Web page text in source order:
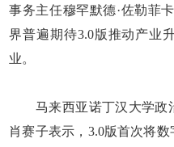
事务主任穆罕默德·佐勒菲
界普遍期待3.0版推动产业
业。
马来西亚诺丁汉大学政
肖赛子表示，3.0版首次将